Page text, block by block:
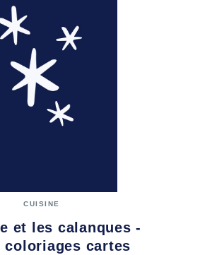
CUISINE
et les calanques -
coloriages cartes